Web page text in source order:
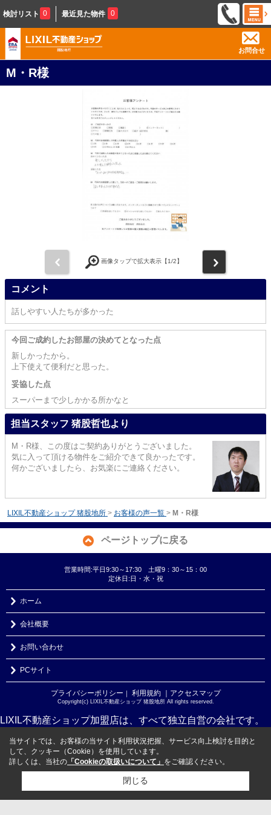
検討リスト 0 最近見た物件 0
お問合せ
M・R様
画像タップで拡大表示【1/2】
コメント
話しやすい人たちが多かった
今回ご成約したお部屋の決めてとなった点
新しかったから。
上下使えて便利だと思った。
妥協した点
スーパーまで少しかかる所かなと
担当スタッフ 猪股哲也より
M・R様、この度はご契約ありがとうございました。
気に入って頂ける物件をご紹介できて良かったです。
何かございましたら、お気楽にご連絡ください。
LIXIL不動産ショップ 猪股地所 > お客様の声一覧 > M・R様
ページトップに戻る
営業時間:平日9:30～17:30 土曜9：30～15：00
定休日:日・水・祝
ホーム
会社概要
お問い合わせ
PCサイト
プライバシーポリシー ｜ 利用規約 ｜アクセスマップ
Copyright(c) LIXIL不動産ショップ 猪股地所 All rights reserved.
LIXIL不動産ショップ加盟店は、すべて独立自営の会社です。
当サイトでは、お客様の当サイト利用状況把握、サービス向上検討を目的と
して、クッキー（Cookie）を使用しています。
詳しくは、当社の 「Cookieの取扱いについて」 をご確認ください。
閉じる